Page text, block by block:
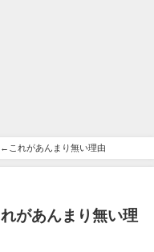
←これがあんまり無い理由
があんまり無い理